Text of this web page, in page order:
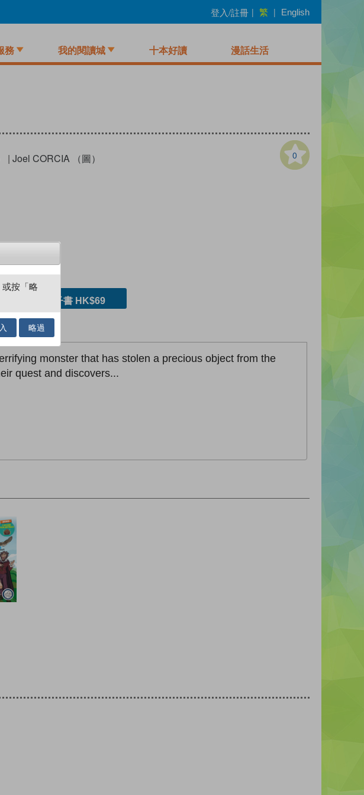
登入/註冊 | 繁 | English
務 我的閱讀城 十本好讀 漫話生活
0
| Joel CORCIA （圖）
購買電子書 HK$69
monster that has stolen a precious object from the
quest and discovers...
按「略
略過